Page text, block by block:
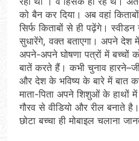
को बैन कर दिया। अब वहां
सिर्फ किताबों से ही पढ़ेंगे।
सुधारेंगे, वक्त बताएगा। अपने देश
अपने-अपने घोषणा पत्रों में बच्चों
बातें करते हैं। कभी चुनाव
और देश के भविष्य के बारे में बात
माता-पिता अपने शिशुओं के हाथों
गौरव से वीडियो और रील बनाते
छोटा बच्चा ही मोबाइल चलाना